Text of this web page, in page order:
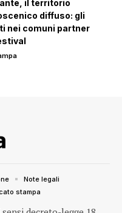
il territorio
diffuso: gli
nei comuni partner
Note legali
stampa